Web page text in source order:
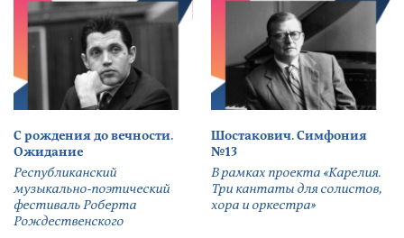
С рождения до вечности.
Ожидание
Республиканский
музыкально-поэтический
фестиваль Роберта
Рождественского
Шостакович. Симфония
№13
В рамках проекта «Карелия.
Три кантаты для солистов,
хора и оркестра»